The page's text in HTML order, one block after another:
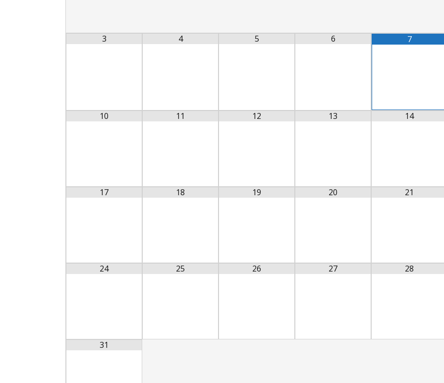
3 4 5 6 7
10 11 12 13 14
17 18 19 20 21
24 25 26 27 28
31